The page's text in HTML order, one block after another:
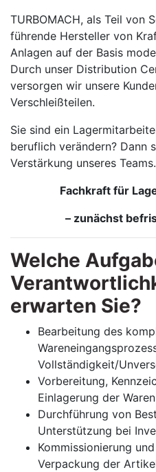
TURBOMACH, als Teil von
führende Hersteller von
Anlagen auf der Basis
Durch unser Distribution
versorgen wir unsere
Verschleißteilen.
Sie sind ein
beruflich verändern? Dann
Verstärkung unseres Teams.
Fachkraft für
– zunächst
Welche
erwarten Sie?
Bearbeitung des
Vollständigkeit/
Vorbereitung,
Einlagerung der Waren
Durchführung von
Unterstützung bei
Kommissionierung
Verpackung der